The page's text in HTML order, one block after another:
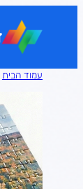
עמוד הבית